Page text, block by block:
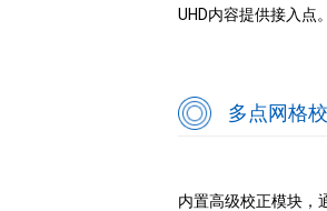
UHD内容提供接入点。
多点网格
内置高级校正模块，